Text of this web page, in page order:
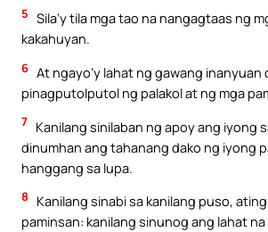
5 Sila’y tila mga tao na nangagtaas ng
kakahuyan.
6 At ngayo’y lahat ng gawang inanyuan
pinagputolputol ng palakol at ng mga
7 Kanilang sinilaban ng apoy ang iyong
dinumhan ang tahanang dako ng iyong
hanggang sa lupa.
8
Kanilang sinabi sa kanilang puso,
paminsan: kanilang sinunog ang lahat